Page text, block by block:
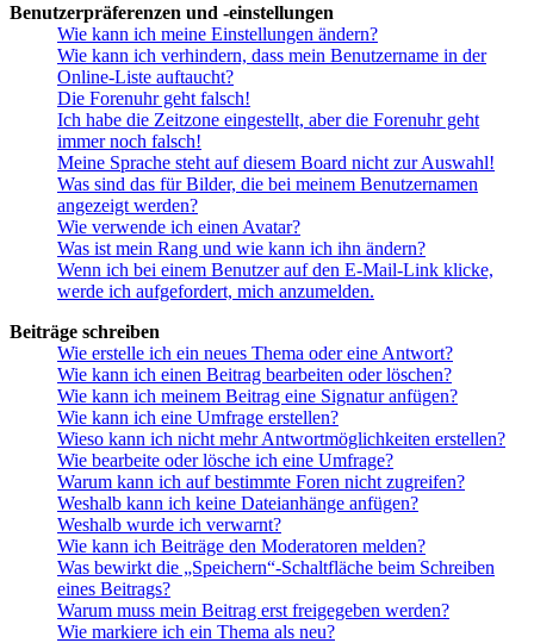
Benutzerpräferenzen und -einstellungen
Wie kann ich meine Einstellungen ändern?
Wie kann ich verhindern, dass mein Benutzername in der
Online-Liste auftaucht?
Die Forenuhr geht falsch!
Ich habe die Zeitzone eingestellt, aber die Forenuhr geht
immer noch falsch!
Meine Sprache steht auf diesem Board nicht zur Auswahl!
Was sind das für Bilder, die bei meinem Benutzernamen
angezeigt werden?
Wie verwende ich einen Avatar?
Was ist mein Rang und wie kann ich ihn ändern?
Wenn ich bei einem Benutzer auf den E-Mail-Link klicke,
werde ich aufgefordert, mich anzumelden.
Beiträge schreiben
Wie erstelle ich ein neues Thema oder eine Antwort?
Wie kann ich einen Beitrag bearbeiten oder löschen?
Wie kann ich meinem Beitrag eine Signatur anfügen?
Wie kann ich eine Umfrage erstellen?
Wieso kann ich nicht mehr Antwortmöglichkeiten erstellen?
Wie bearbeite oder lösche ich eine Umfrage?
Warum kann ich auf bestimmte Foren nicht zugreifen?
Weshalb kann ich keine Dateianhänge anfügen?
Weshalb wurde ich verwarnt?
Wie kann ich Beiträge den Moderatoren melden?
Was bewirkt die „Speichern“-Schaltfläche beim Schreiben
eines Beitrags?
Warum muss mein Beitrag erst freigegeben werden?
Wie markiere ich ein Thema als neu?